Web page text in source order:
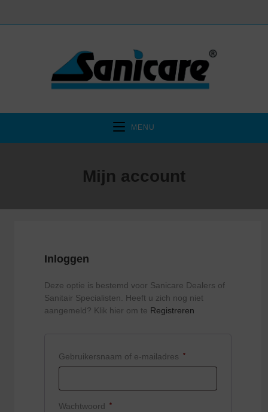
MENU
Mijn account
Inloggen
Deze optie is bestemd voor Sanicare Dealers of
Sanitair Specialisten. Heeft u zich nog niet
aangemeld? Klik hier om te Registreren
Gebruikersnaam of e-mailadres *
Wachtwoord *